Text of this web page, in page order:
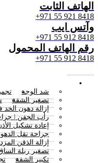
الهاتف الثابت
8418 921 55 971+
وآتس ایب
8418 912 55 971+
رقم الهاتف المحمول
8418 912 55 971+
شد الوجه
تصغير الشفة
إزالة دهون
رأب الجفن |
إعادة تشكيل
جراحة نقل
إزالة الذقن
تصغير ربلة
تكبير الشفة